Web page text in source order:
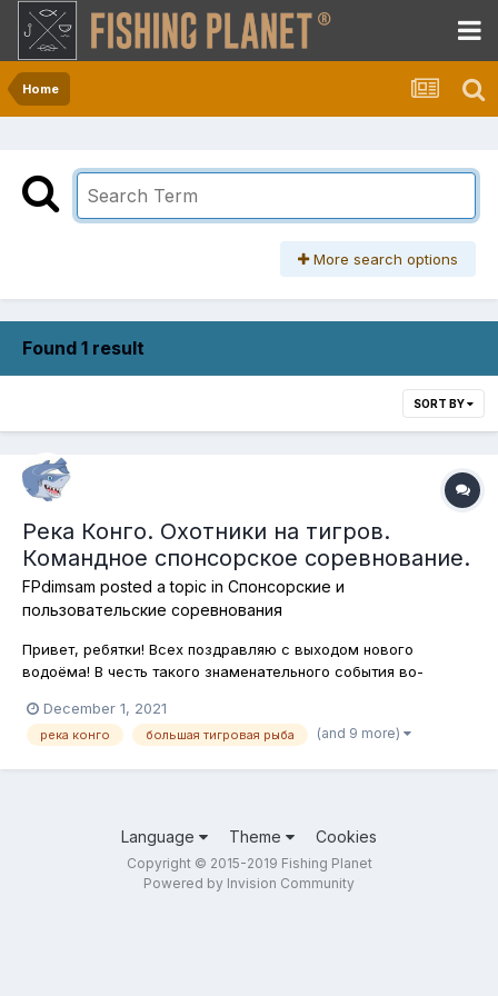
Home
More search options
Found 1 result
SORT BY
Река Конго. Охотники на тигров.
Командное спонсорское соревнование.
FPdimsam posted a topic in Спонсорские и
пользовательские соревнования
Привет, ребятки! Всех поздравляю с выходом нового
водоёма! В честь такого знаменательного события во-
Конго, а во-вторых в этих соревнованиях участникам
победившей команды будет отправлено по 20 бейткоинов. Ну
December 1, 2021
река конго большая тигровая рыба (and 9 more)
Language Theme Cookies
Copyright © 2015-2019 Fishing Planet
Powered by Invision Community